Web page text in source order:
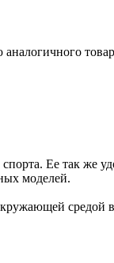
Ее так же
моделей.
средой